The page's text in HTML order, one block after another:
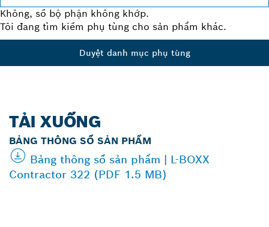
Không, số bộ phận không khớp.
Tôi đang tìm kiếm phụ tùng cho sản phẩm khác.
Duyệt danh mục phụ tùng
TẢI XUỐNG
BẢNG THÔNG SỐ SẢN PHẨM
Bảng thông số sản phẩm | L-BOXX
Contractor 322 (PDF 1.5 MB)